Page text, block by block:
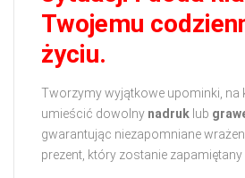
Twojemu
życiu.
Tworzymy wyjątkowe upominki, na
umieścić dowolny nadruk lub
gwarantując niezapomniane
prezent, który zostanie zapamiętany